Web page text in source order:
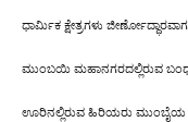
ಧಾರ್ಮಿಕ ಕ್ಷೇತ್ರಗಳು
ಮುಂಬಯಿ ಮಹಾನಗರದಲ್ಲಿರುವ
ಊರಿನಲ್ಲಿರುವ ಹಿರಿಯರು ಮುಂಬೈಯ